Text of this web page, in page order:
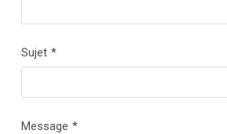
Sujet *
Message *